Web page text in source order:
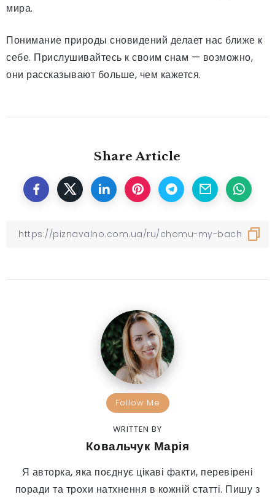
мира.
Понимание природы сновидений делает нас ближе к
себе. Прислушивайтесь к своим снам — возможно,
они рассказывают больше, чем кажется.
Share Article
Follow Me
WRITTEN BY
Ковальчук Марія
Я авторка, яка поєднує цікаві факти, перевірені
поради та трохи натхнення в кожній статті. Пишу з